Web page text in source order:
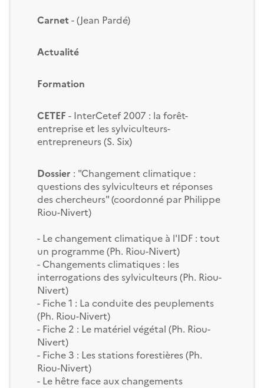
Carnet- (Jean Pardé)
Actualité
Formation
CETEF- InterCetef 2007 : la forêt-
entreprise et les sylviculteurs-
entrepreneurs (S. Six)
Dossier : "Changement climatique :
questions des sylviculteurs et réponses
des chercheurs" (coordonné par Philippe
Riou-Nivert)
- Le changement climatique à l'IDF : tout
un programme (Ph. Riou-Nivert)
- Changements climatiques : les
interrogations des sylviculteurs (Ph. Riou-
Nivert)
- Fiche 1 : La conduite des peuplements
(Ph. Riou-Nivert)
- Fiche 2 : Le matériel végétal (Ph. Riou-
Nivert)
- Fiche 3 : Les stations forestières (Ph.
Riou-Nivert)
- Le hêtre face aux changements